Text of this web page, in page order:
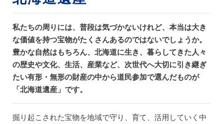
私たちの周りには、普段は気づかないけれど、本当は大き
な価値を持つ宝物がたくさんあるのではないでしょうか。
豊かな自然はもちろん、北海道に生き、暮らしてきた人々
の歴史や文化、生活、産業など、次世代へ大切に引き継ぎ
たい有形・無形の財産の中から道民参加で選んだものが
「北海道遺産」です。
掘り起こされた宝物を地域で守り、育て、活用していく中